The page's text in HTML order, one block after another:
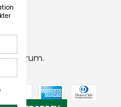
Centrum.